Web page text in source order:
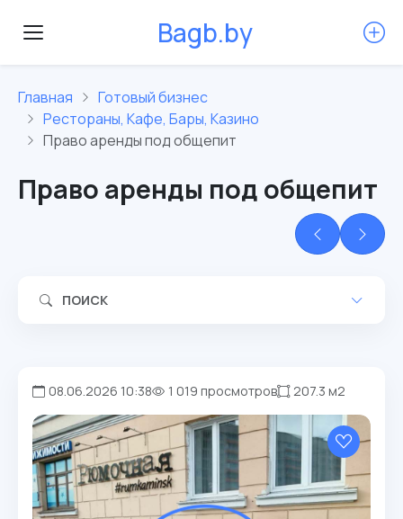
Bagb.by
Главная
Готовый бизнес
Рестораны, Кафе, Бары, Казино
Право аренды под общепит
Право аренды под общепит
ПОИСК
08.06.2026 10:38 1 019 просмотров 207.3 м2